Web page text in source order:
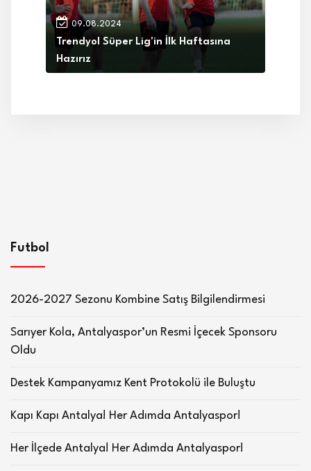
09.08.2024
Trendyol Süper Lig'in İlk Haftasına
Hazırız
Futbol
2026-2027 Sezonu Kombine Satış Bilgilendirmesi
Sarıyer Kola, Antalyaspor’un Resmi İçecek Sponsoru
Oldu
Destek Kampanyamız Kent Protokolü ile Buluştu
Kapı Kapı Antalya! Her Adımda Antalyaspor!
Her İlçede Antalya! Her Adımda Antalyaspor!